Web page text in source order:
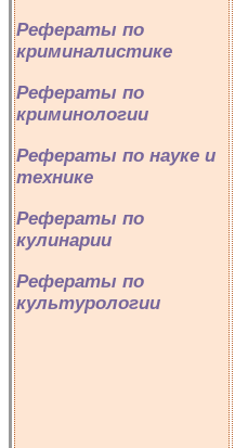
Рефераты по
криминалистике
Рефераты по
криминологии
Рефераты по науке и
технике
Рефераты по
кулинарии
Рефераты по
культурологии